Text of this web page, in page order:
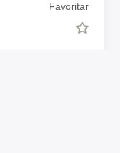
Favoritar